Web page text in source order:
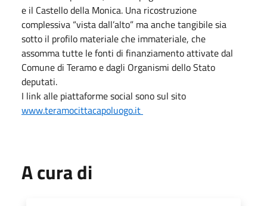
e il Castello della Monica. Una ricostruzione
complessiva “vista dall’alto” ma anche tangibile sia
sotto il profilo materiale che immateriale, che
assomma tutte le fonti di finanziamento attivate dal
Comune di Teramo e dagli Organismi dello Stato
deputati.
I link alle piattaforme social sono sul sito
www.teramocittacapoluogo.it
A cura di